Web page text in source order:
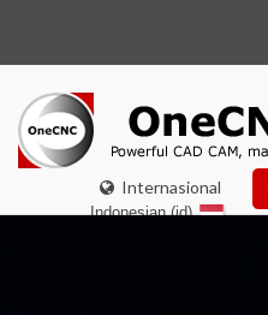
Internasional
Indonesian (id)